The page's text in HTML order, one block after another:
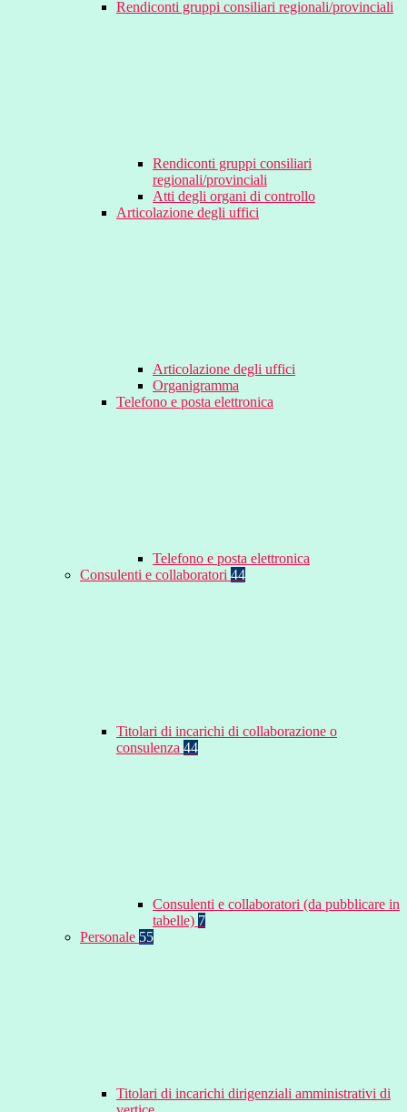
Rendiconti gruppi consiliari regionali/provinciali
Rendiconti gruppi consiliari
regionali/provinciali
Atti degli organi di controllo
Articolazione degli uffici
Articolazione degli uffici
Organigramma
Telefono e posta elettronica
Telefono e posta elettronica
Consulenti e collaboratori 44
Titolari di incarichi di collaborazione o
consulenza 44
Consulenti e collaboratori (da pubblicare in
tabelle) 7
Personale 55
Titolari di incarichi dirigenziali amministrativi di